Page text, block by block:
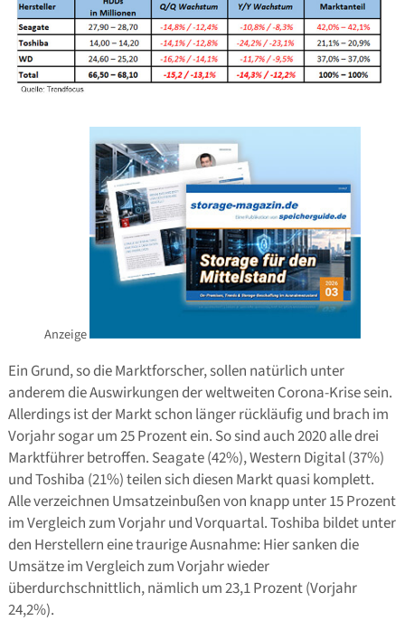
Anzeige
Ein Grund, so die Marktforscher, sollen natürlich unter
anderem die Auswirkungen der weltweiten Corona-Krise sein.
Allerdings ist der Markt schon länger rückläufig und brach im
Vorjahr sogar um 25 Prozent ein. So sind auch 2020 alle drei
Marktführer betroffen. Seagate (42%), Western Digital (37%)
und Toshiba (21%) teilen sich diesen Markt quasi komplett.
Alle verzeichnen Umsatzeinbußen von knapp unter 15 Prozent
im Vergleich zum Vorjahr und Vorquartal. Toshiba bildet unter
den Herstellern eine traurige Ausnahme: Hier sanken die
Umsätze im Vergleich zum Vorjahr wieder
überdurchschnittlich, nämlich um 23,1 Prozent (Vorjahr
24,2%).